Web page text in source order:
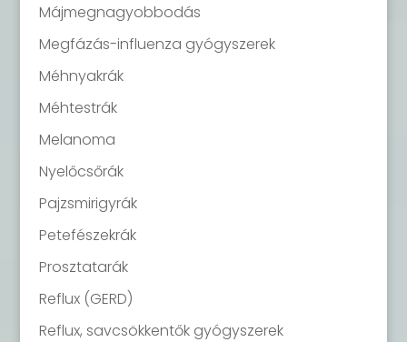
Májmegnagyobbodás
Megfázás-influenza gyógyszerek
Méhnyakrák
Méhtestrák
Melanoma
Nyelőcsőrák
Pajzsmirigyrák
Petefészekrák
Prosztatarák
Reflux (GERD)
Reflux, savcsökkentők gyógyszerek